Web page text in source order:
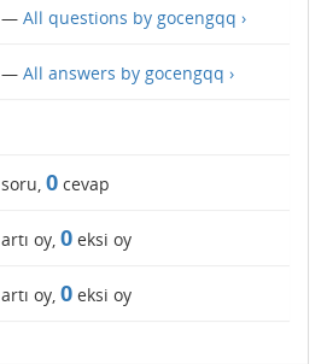
— All questions by gocengqq ›
— All answers by gocengqq ›
soru, 0 cevap
artı oy, 0 eksi oy
artı oy, 0 eksi oy